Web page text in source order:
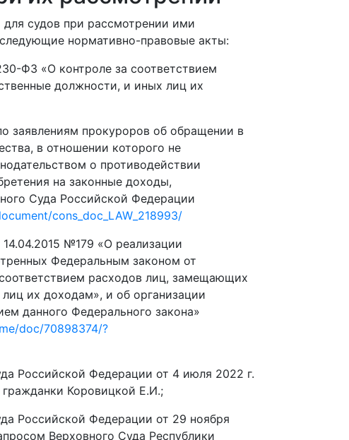
судов при рассмотрении ими
нормативно-правовые акты:
ФЗ «О контроле за соответствием
должности, и иных лиц их
заявлениям прокуроров об обращении в
в отношении которого не
о противодействии
на законные доходы,
Суда Российской Федерации
cons_doc_LAW_218993/
№179 «О реализации
Федеральным законом от
расходов лиц, замещающих
их доходам», и об организации
данного Федерального закона»
doc/70898374/?
Российской Федерации от 4 июля 2022 г.
Коровицкой Е.И.;
Российской Федерации от 29 ноября
Верховного Суда Республики